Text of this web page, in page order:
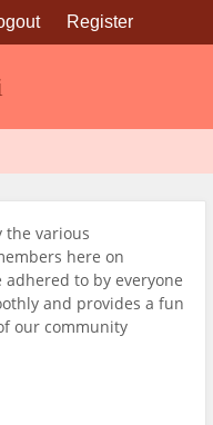
Register
the various
here on
to by everyone
and provides a fun
our community